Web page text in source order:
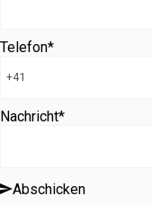
Telefon*
Nachricht*
Abschicken